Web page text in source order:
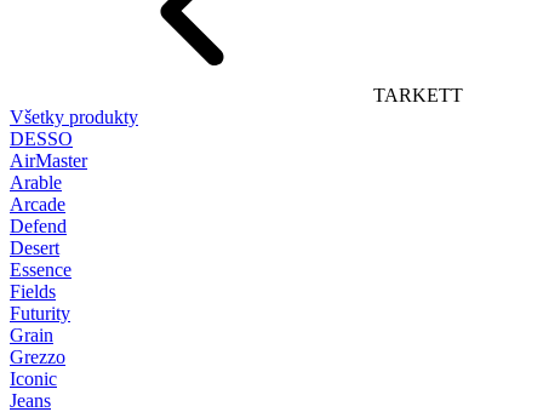
TARKETT
Všetky produkty
DESSO
AirMaster
Arable
Arcade
Defend
Desert
Essence
Fields
Futurity
Grain
Grezzo
Iconic
Jeans